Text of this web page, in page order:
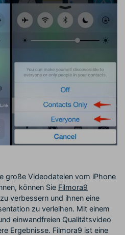
große Videodateien vom iPhone
können Sie Filmora9
verbessern und ihnen eine
zu verleihen. Mit einem
einwandfreien Qualitätsvideo
Ergebnisse. Filmora9 ist eine